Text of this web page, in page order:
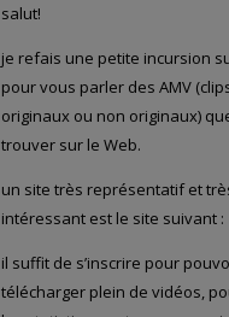
salut!
je refais une petite incursion
pour vous parler des AMV
originaux ou non originaux)
trouver sur le Web.
un site très représentatif et
intéressant est le site suivant :
il suffit de s’inscrire pour
télécharger plein de vidéos,